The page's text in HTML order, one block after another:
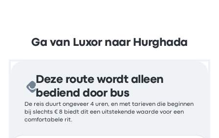
Ga van Luxor naar Hurghada
Deze route wordt alleen
bediend door bus
De reis duurt ongeveer 4 uren, en met tarieven die beginnen
bij slechts € 8 biedt dit een uitstekende waarde voor een
comfortabele rit.